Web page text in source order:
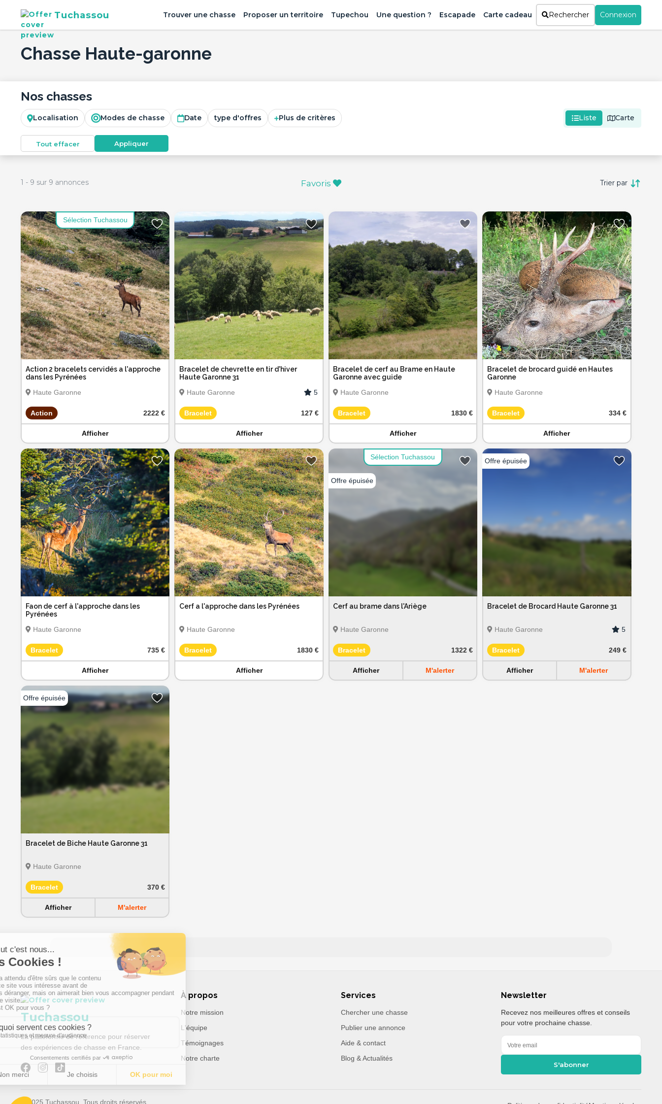
Tuchassou Trouver une chasse Proposer un territoire Tupechou Une question ? Escapade Carte cadeau Rechercher Connexion
Chasse Haute-garonne
Nos chasses
Localisation Modes de chasse Date type d'offres Plus de critères Liste Carte
Tout effacer Appliquer
1 - 9 sur 9 annonces Favoris Trier par
Sélection Tuchassou
Action 2 bracelets cervidés a l'approche
dans les Pyrénées
Haute Garonne
Action 2222 €
Afficher
Bracelet de chevrette en tir d'hiver
Haute Garonne 31
Haute Garonne
5
Bracelet 127 €
Afficher
Bracelet de cerf au Brame en Haute
Garonne avec guide
Haute Garonne
Bracelet 1830 €
Afficher
Bracelet de brocard guidé en Hautes
Garonne
Haute Garonne
Bracelet 334 €
Afficher
Faon de cerf à l'approche dans les
Pyrénées
Haute Garonne
Bracelet 735 €
Afficher
Cerf a l'approche dans les Pyrénées
Haute Garonne
Bracelet 1830 €
Afficher
Sélection Tuchassou
Cerf au brame dans l'Ariège
Haute Garonne
Bracelet 1322 €
Afficher M'alerter
Bracelet de Brocard Haute Garonne 31
Haute Garonne 5
Bracelet 249 €
Afficher M'alerter
Bracelet de Biche Haute Garonne 31
Haute Garonne
Bracelet 370 €
Afficher M'alerter
Tuchassou
La plateforme de référence pour réserver
des expériences de chasse en France.
À propos
Notre mission
L'équipe
Témoignages
Notre charte
Services
Chercher une chasse
Publier une annonce
Aide & contact
Blog & Actualités
Newsletter
Recevez nos meilleures offres et conseils
pour votre prochaine chasse.
S'abonner
© 2025 Tuchassou. Tous droits réservés.